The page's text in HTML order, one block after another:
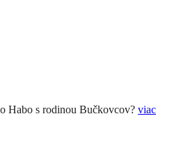
Habo s rodinou Bučkovcov? viac